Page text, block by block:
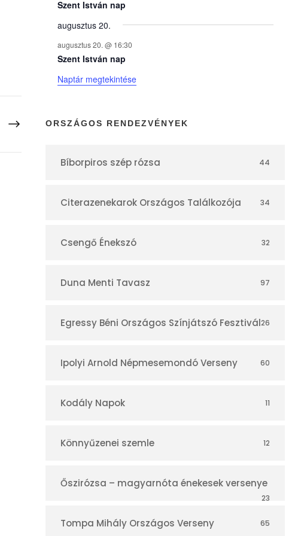
y
e
k
n
a
á
r
Szent István nap
augusztus 20.
augusztus 20. @ 16:30
Szent István nap
Naptár megtekintése
ORSZÁGOS RENDEZVÉNYEK
Bíborpiros szép rózsa 44
Citerazenekarok Országos Találkozója 34
Csengő Énekszó 32
Duna Menti Tavasz 97
Egressy Béni Országos Színjátszó Fesztivál26
Ipolyi Arnold Népmesemondó Verseny 60
Kodály Napok 11
Könnyűzenei szemle 12
Őszirózsa – magyarnóta énekesek versenye
23
Tompa Mihály Országos Verseny 65